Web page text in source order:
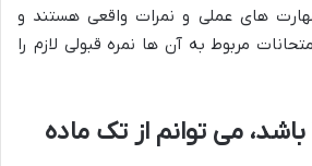
های عملی و نمرات واقعی هستند و
مربوط به آن ها نمره قبولی لازم را
اگر معدلم زیر ۱۰ باشد، می توانم از تک ماده